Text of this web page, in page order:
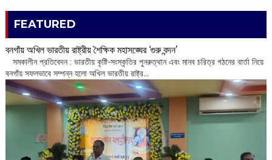
FEATURED
বনগাঁয় অখিল ভারতীয় রাষ্ট্রীয় শৈক্ষিক মহাসঙ্ঘের ‘গুরু বন্দন’
​ সমকালীন প্রতিবেদন : ভারতীয় কৃষ্টি-সংস্কৃতির পুনরুত্থান এবং মানব চরিত্র গঠনের বার্তা নিয়ে
বনগাঁয় সফলভাবে সম্পন্ন হলো অখিল ভারতীয় রাষ্ট্র...